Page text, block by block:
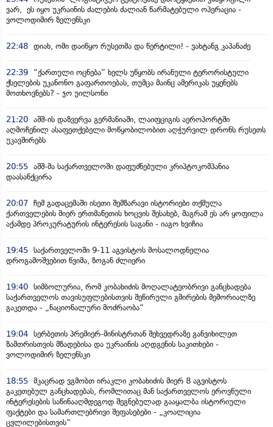
ვარ, ეს იყო უკრაინის ძალების ძალიან წარმატებული ოპერაცია -
ვოლოდიმირ ზელენსკი
22:48 დიახ, ომი დაიწყო რუსეთმა და წერტილი! - ვახტანგ კაპანაძე
22:39
“ქართული ოცნება” ხელს უწყობს ირანული ტერორისტული
ქსელების უკანონო გაფართოებას, თუმცა მაინც ამერიკას უყენებს
მოთხოვნებს? - ჯო უილსონი
21:20 აშშ-ის დაზვერვა გერმანიაში, ლაიფციგის აეროპორტში
აღმოჩენილ ასაფეთქებელი მოწყობილობით აღჭურვილ დრონს რუსეთს
უკავშირებს
20:55 აშშ-მა საქართველოში დაფუძნებული კრიპტოკომპანია
დაასანქცირა
20:07 ჩემ გადაცემაში ისეთი შემზარავი ისტორიები თქმულა
ქართველების მიერ ერთმანეთის ხოცვის შესახებ, მაგრამ ეს არ ყოფილა
აქამდე პროკურატურის ინტერესის საგანი - იაგო ხვიჩია
19:45 საქართველოში 9-11 აგვისტოს მოსალოდნელია
დროგამოშვებით წვიმა, ზოგან ძლიერი
19:40 სიმბოლურია, რომ კობახიძის მოღალატეობრივი განცხადება
საქართველოს თავისუფლებისთვის შეწირული გმირების მემორიალზე
გაკეთდა - „ნაციონალური მოძრაობა“
19:04 სერბეთის პრემიერ-მინისტრთან შეხვედრაზე განვიხილეთ
ზამთრისთვის მზადებისა და უკრაინის აღდგენის საკითხები -
ვოლოდიმირ ზელენსკი
18:55 მკაცრად ვგმობთ ირაკლი კობახიძის მიერ 8 აგვისტოს
გაკეთებულ განცხადებას, რომლითაც მან საქართველოს ეროვნული
ინტერესების საწინააღმდეგოდ შეგნებულად გააყალბა ისტორიული
ფაქტები და სამართლებრივი შეფასებები - „კოალიცია
ცვლილებისთვის“